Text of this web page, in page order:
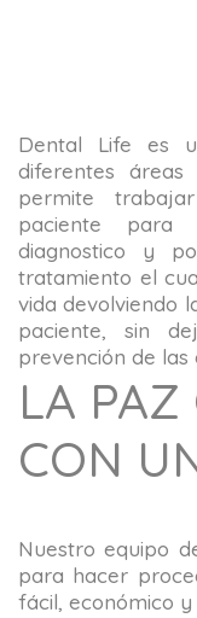
Dental Life es
diferentes
permite
paciente para
diagnostico y
tratamiento el
vida devolviendo
paciente, sin
prevención de las
LA
CON
Nuestro equipo
para hacer
fácil, económico